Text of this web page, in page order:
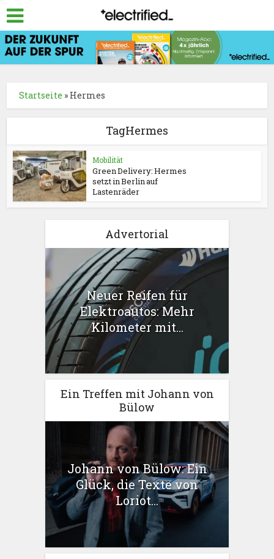
Startseite » Hermes
TagHermes
Mobilität
Green Delivery: Hermes
setzt in Berlin auf
Lastenräder
Advertorial
Neuer Reifen für
Elektroautos: Mehr
Kilometer mit...
Ein Treffen mit Johann von
Bülow
Johann von Bülow: Ein
Glück, die Texte von
Loriot...